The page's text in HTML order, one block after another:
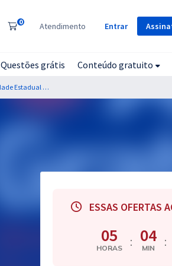
0 Atendimento Entrar
Questões grátis Conteúdo gratuito
Residência UEPG - Residência da Universidade Estadual de Ponta Grossa - Odontologia (Intensivismo)
ESSAS OFERTAS
05
HORAS : 04
MIN :